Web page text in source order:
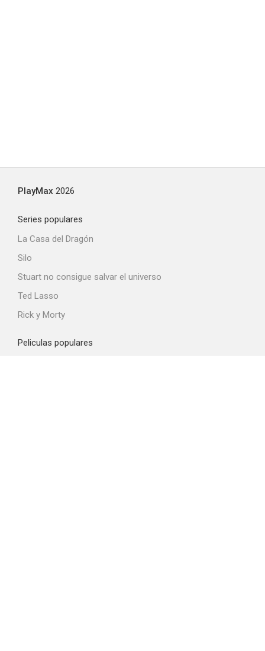
PlayMax 2026
Series populares
La Casa del Dragón
Silo
Stuart no consigue salvar el universo
Ted Lasso
Rick y Morty
Peliculas populares